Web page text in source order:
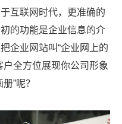
互联网时代，更准确的
的功能是企业信息的介
企业网站叫“企业网上的
户全方位展现你公司形象
”呢？